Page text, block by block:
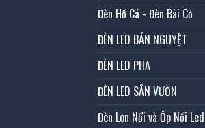
Đèn Hồ Cá - Đèn Bãi Cỏ
ĐÈN LED BÁN NGUYỆT
ĐÈN LED PHA
ĐÈN LED SÂN VƯỜN
Đèn Lon Nổi và Ốp Nổi Led